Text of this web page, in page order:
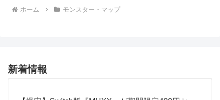
ホーム モンスター・マップ
新着情報